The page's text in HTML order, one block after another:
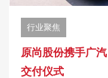
行业聚焦
原尚股份携手广
交付仪式